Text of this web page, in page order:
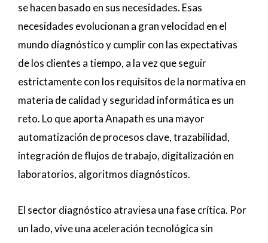
se hacen basado en sus necesidades. Esas
necesidades evolucionan a gran velocidad en el
mundo diagnóstico y cumplir con las expectativas
de los clientes a tiempo, a la vez que seguir
estrictamente con los requisitos de la normativa en
materia de calidad y seguridad informática es un
reto. Lo que aporta Anapath es una mayor
automatización de procesos clave, trazabilidad,
integración de flujos de trabajo, digitalización en
laboratorios, algoritmos diagnósticos.
El sector diagnóstico atraviesa una fase crítica. Por
un lado, vive una aceleración tecnológica sin